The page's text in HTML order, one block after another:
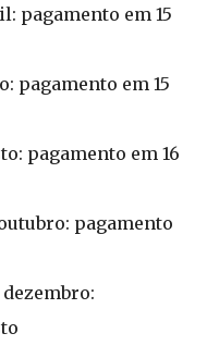
pagamento em 15
pagamento em 15
pagamento em 16
pagamento